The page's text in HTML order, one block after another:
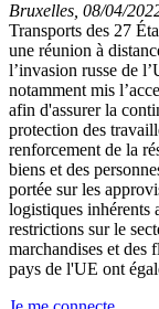
Bruxelles, 08/04/
Transports des 27
une réunion à
l’invasion russe de
notamment mis
afin d'assurer la
protection des
renforcement de la
biens et des
portée sur les
logistiques inhérents
restrictions sur le
marchandises et des
pays de l'UE ont